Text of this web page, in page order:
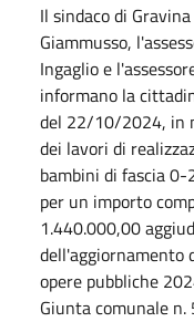
Il sindaco di
Giammusso,
Ingaglio e
informano la
del 22/10/2024, in
dei lavori di
bambini di fascia
per un importo
1.440.000,00
dell'aggiornamento
opere pubbliche
Giunta comunale